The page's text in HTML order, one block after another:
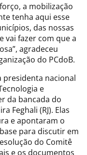
a mobilização
tenha aqui esse
das nossas
vai fazer com que a
agradeceu
do PCdoB.
presidenta nacional
e
da bancada do
Feghali (RJ). Elas
e apontaram o
para discutir em
do Comitê
e os documentos